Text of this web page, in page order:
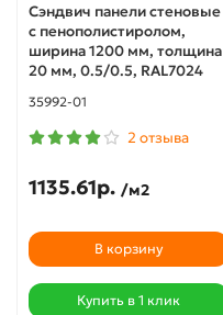
Сэндвич панели стеновые
с пенополистиролом,
ширина 1200 мм, толщина
20 мм, 0.5/0.5, RAL7024
35992-01
2 отзыва
1135.61р. /м2
В корзину
Купить в 1 клик